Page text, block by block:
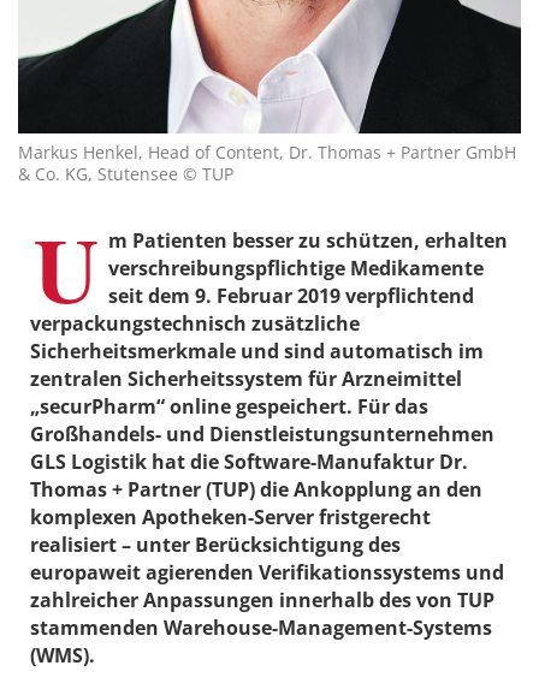
Markus Henkel, Head of Content, Dr. Thomas + Partner GmbH
& Co. KG, Stutensee © TUP
U m Patienten besser zu schützen, erhalten
verschreibungspflichtige Medikamente
seit dem 9. Februar 2019 verpflichtend
verpackungstechnisch zusätzliche
Sicherheitsmerkmale und sind automatisch im
zentralen Sicherheitssystem für Arzneimittel
„securPharm“ online gespeichert. Für das
Großhandels- und Dienstleistungsunternehmen
GLS Logistik hat die Software-Manufaktur Dr.
Thomas + Partner (TUP) die Ankopplung an den
komplexen Apotheken-Server fristgerecht
realisiert – unter Berücksichtigung des
europaweit agierenden Verifikationssystems und
zahlreicher Anpassungen innerhalb des von TUP
stammenden Warehouse-Management-Systems
(WMS).